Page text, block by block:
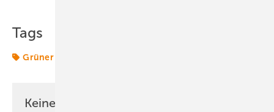
Tags
Grüner Wasserstoff
Keine Zeit? Kein Problem mit dem ERE